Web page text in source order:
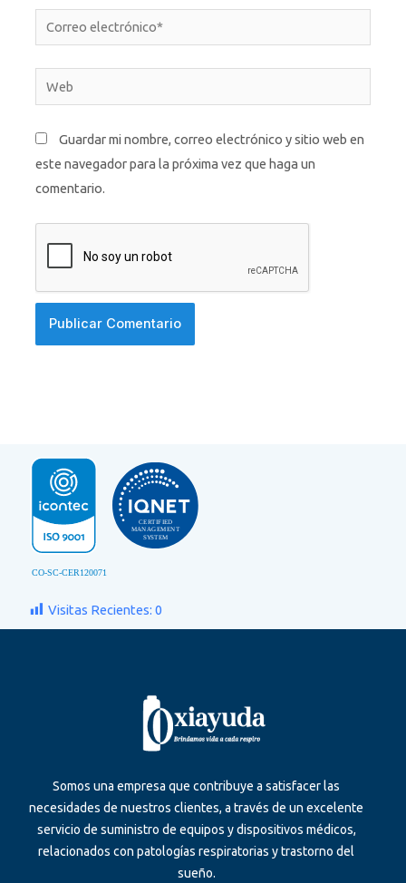
Correo
electrónico*
Web
Guardar mi nombre, correo electrónico y sitio web en
este navegador para la próxima vez que haga un
comentario.
Visitas Recientes: 0
Somos una empresa que contribuye a satisfacer las
necesidades de nuestros clientes, a través de un excelente
servicio de suministro de equipos y dispositivos médicos,
relacionados con patologías respiratorias y trastorno del
sueño.